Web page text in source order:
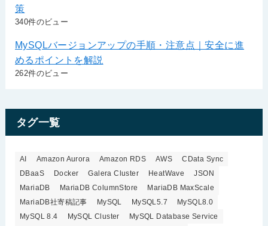
策
340件のビュー
MySQLバージョンアップの手順・注意点｜安全に進
めるポイントを解説
262件のビュー
タグ一覧
AI Amazon Aurora Amazon RDS AWS
CData Sync
DBaaS
Docker Galera Cluster HeatWave
JSON
MariaDB
MariaDB ColumnStore
MariaDB MaxScale
MariaDB社寄稿記事
MySQL MySQL5.7
MySQL8.0
MySQL 8.4
MySQL Cluster
MySQL Database Service